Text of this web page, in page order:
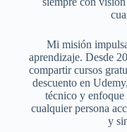
Mi misión
aprendizaje. Desde
compartir cursos
descuento en
técnico y
cualquier persona
y